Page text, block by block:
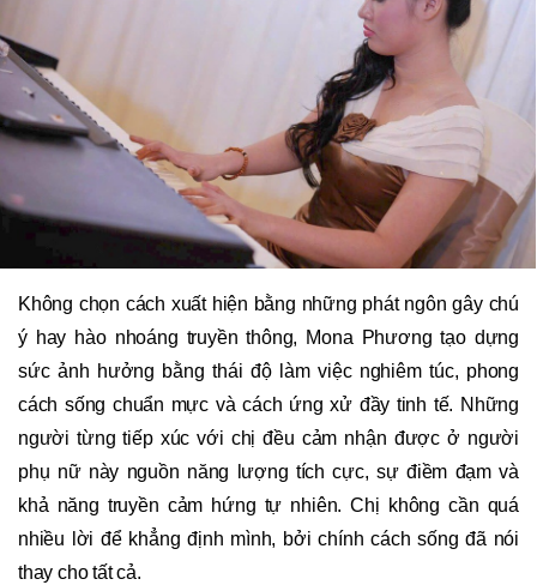
Không chọn cách xuất hiện bằng những phát ngôn gây chú
ý hay hào nhoáng truyền thông, Mona Phương tạo dựng
sức ảnh hưởng bằng thái độ làm việc nghiêm túc, phong
cách sống chuẩn mực và cách ứng xử đầy tinh tế. Những
người từng tiếp xúc với chị đều cảm nhận được ở người
phụ nữ này nguồn năng lượng tích cực, sự điềm đạm và
khả năng truyền cảm hứng tự nhiên. Chị không cần quá
nhiều lời để khẳng định mình, bởi chính cách sống đã nói
thay cho tất cả.